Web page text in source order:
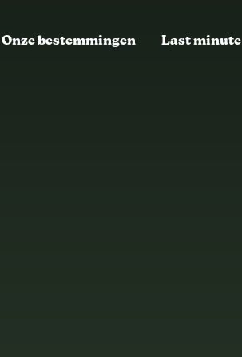
Onze bestemmingen Last minute